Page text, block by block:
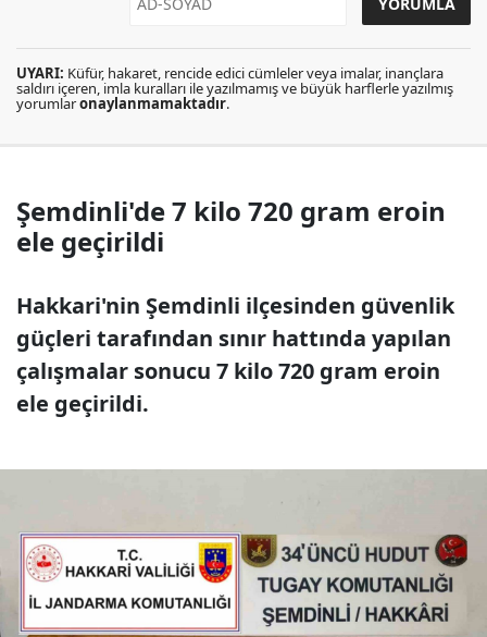
UYARI: Küfür, hakaret, rencide edici cümleler veya imalar, inançlara
saldırı içeren, imla kuralları ile yazılmamış ve büyük harflerle yazılmış
yorumlaronaylanmamaktadır.
Şemdinli'de 7 kilo 720 gram eroin
ele geçirildi
Hakkari'nin Şemdinli ilçesinden güvenlik
güçleri tarafından sınır hattında yapılan
çalışmalar sonucu 7 kilo 720 gram eroin
ele geçirildi.